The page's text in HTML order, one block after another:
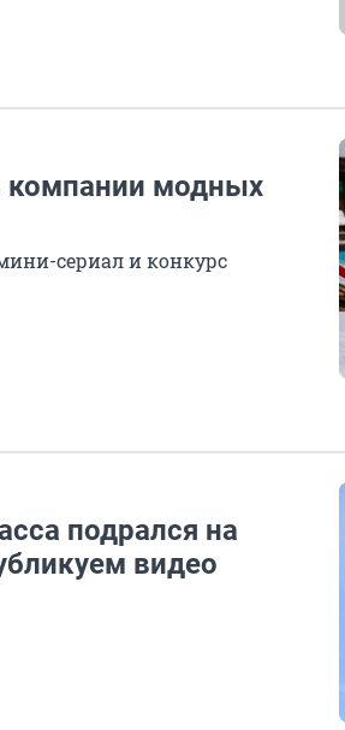
компании модных
сериал и конкурс
подрался на
видео